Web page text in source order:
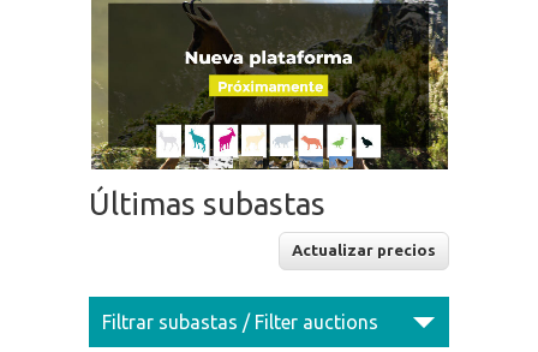
Últimas subastas
Filtrar subastas / Filter auctions